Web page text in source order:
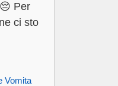
Per
ci sto
Vomita